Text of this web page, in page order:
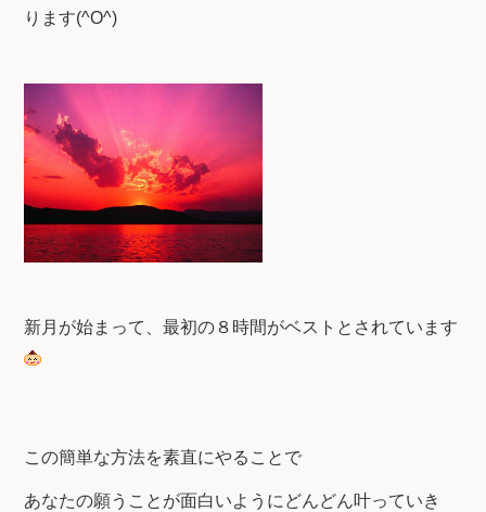
ります(^O^)
新月が始まって、最初の８時間がベストとされています
この簡単な方法を素直にやることで
あなたの願うことが面白いようにどんどん叶っていき